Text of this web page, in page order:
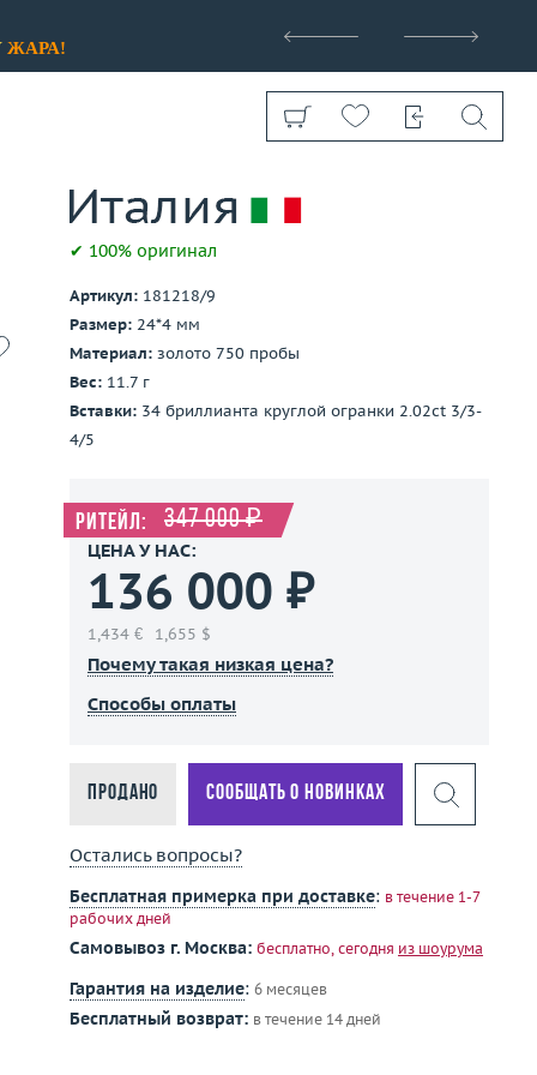
ЖАРА!
Показать все
✔ 100% оригинал
Артикул: 181218/9
Размер: 24*4 мм
Материал: золото 750 пробы
Вес: 11.7 г
Вставки: 34 бриллианта круглой огранки 2.02ct 3/3-
4/5
Ритейл: 347 000 ₽
ЦЕНА У НАС:
136 000 ₽
1,434 € 1,655 $
Почему такая низкая цена?
Способы оплаты
Продано Сообщать о новинках
Остались вопросы?
Бесплатная примерка при доставке: в течение 1-7
рабочих дней
Самовывоз г. Москва: бесплатно, сегодня из шоурума
Гарантия на изделие: 6 месяцев
Бесплатный возврат: в течение 14 дней